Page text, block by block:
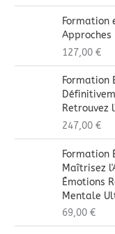
Formation
Approches
127,00€
Formation
Retrouvez
247,00€
Formation
Maîtrisez
Émotions
Mentale
69,00€